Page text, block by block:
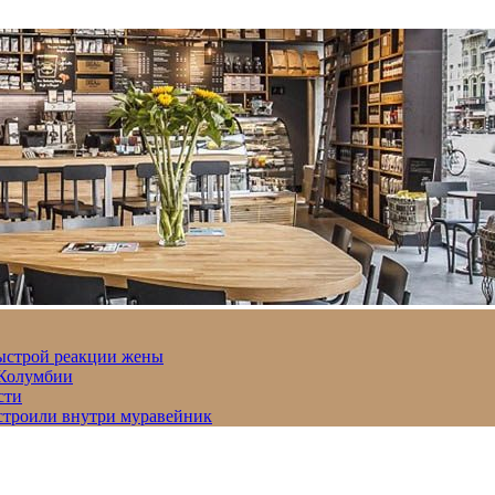
реакции жены
внутри муравейник